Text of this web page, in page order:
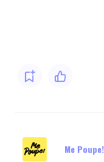
Me Poupe!